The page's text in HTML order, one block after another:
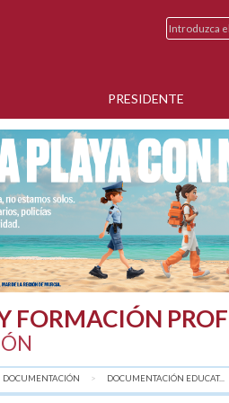
PRESIDENTE
FORMACIÓN
DOCUMENTACIÓN DOCUMENTACIÓN EDUCAT...